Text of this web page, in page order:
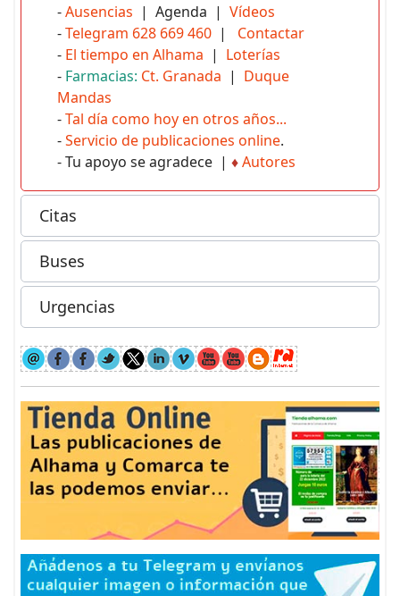
-Ausencias | Agenda | Vídeos
-Telegram 628 669 460 | Contactar
- El tiempo en Alhama | Loterías
- Farmacias: Ct. Granada | Duque
Mandas
-Tal día como hoy en otros años...
-Servicio de publicaciones online.
- Tu apoyo se agradece | ♦Autores
Citas
Buses
Urgencias